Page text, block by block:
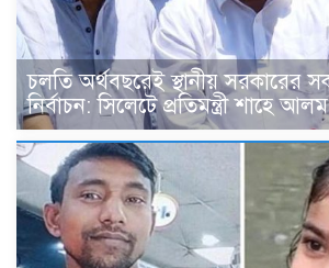
চলতি অর্থবছরেই স্থানীয় সরকারের
নির্বাচন: সিলেটে প্রতিমন্ত্রী শাহে আলম